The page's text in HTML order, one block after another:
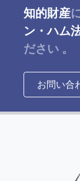
知的財産
ン・ハム
ださい 。
お問い合